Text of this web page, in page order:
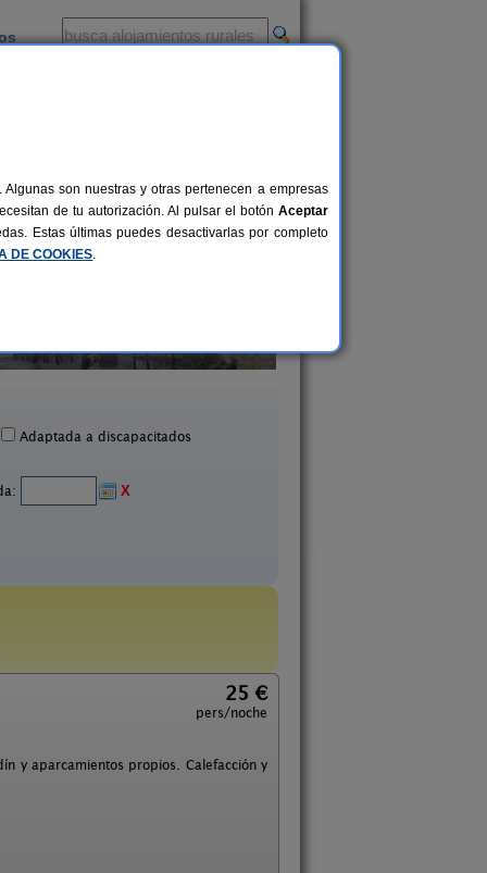
Adaptada a discapacitados
X
25 €
pers/noche
y aparcamientos propios. Calefacción y
son nuestras y otras pertenecen a empresas
de tu autorización. Al pulsar el botón Aceptar
Estas últimas puedes desactivarlas por completo
DE COOKIES.